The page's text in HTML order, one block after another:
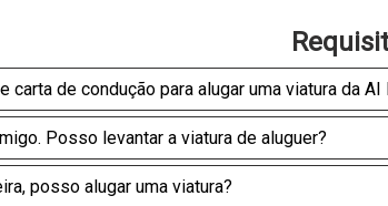
de condução para alugar uma viatura da AI
Posso levantar a viatura de aluguer?
posso alugar uma viatura?